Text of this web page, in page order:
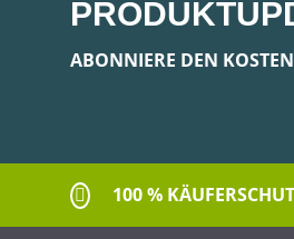
ABONNIERE DEN
100 %